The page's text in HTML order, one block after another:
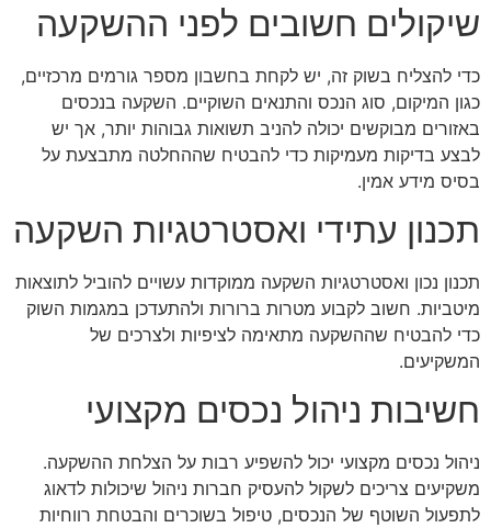
שיקולים חשובים לפני ההשקעה
כדי להצליח בשוק זה, יש לקחת בחשבון מספר גורמים מרכזיים,
כגון המיקום, סוג הנכס והתנאים השוקיים. השקעה בנכסים
באזורים מבוקשים יכולה להניב תשואות גבוהות יותר, אך יש
לבצע בדיקות מעמיקות כדי להבטיח שההחלטה מתבצעת על
בסיס מידע אמין.
תכנון עתידי ואסטרטגיות השקעה
תכנון נכון ואסטרטגיות השקעה ממוקדות עשויים להוביל לתוצאות
מיטביות. חשוב לקבוע מטרות ברורות ולהתעדכן במגמות השוק
כדי להבטיח שההשקעה מתאימה לציפיות ולצרכים של
המשקיעים.
חשיבות ניהול נכסים מקצועי
ניהול נכסים מקצועי יכול להשפיע רבות על הצלחת ההשקעה.
משקיעים צריכים לשקול להעסיק חברות ניהול שיכולות לדאוג
לתפעול השוטף של הנכסים, טיפול בשוכרים והבטחת רווחיות